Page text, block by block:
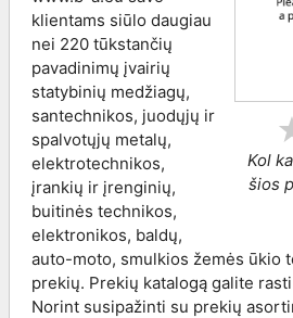
Kol
šios
klientams siūlo daugiau
nei 220 tūkstančių
pavadinimų įvairių
statybinių medžiagų,
santechnikos, juodųjų ir
spalvotųjų metalų,
elektrotechnikos,
įrankių ir įrenginių,
buitinės technikos,
elektronikos, baldų,
auto-moto, smulkios žemės ūkio
prekių. Prekių katalogą galite
Norint susipažinti su prekių